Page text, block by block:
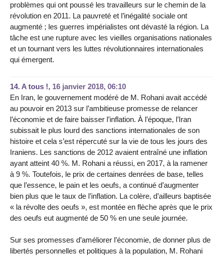
problèmes qui ont poussé les travailleurs sur le chemin de la
révolution en 2011. La pauvreté et l’inégalité sociale ont
augmenté ; les guerres impérialistes ont dévasté la région. La
tâche est une rupture avec les vieilles organisations nationales
et un tournant vers les luttes révolutionnaires internationales
qui émergent.
14. A tous !, 16 janvier 2018, 06:10
En Iran, le gouvernement modéré de M. Rohani avait accédé
au pouvoir en 2013 sur l’ambitieuse promesse de relancer
l’économie et de faire baisser l’inflation. À l’époque, l’Iran
subissait le plus lourd des sanctions internationales de son
histoire et cela s’est répercuté sur la vie de tous les jours des
Iraniens. Les sanctions de 2012 avaient entraîné une inflation
ayant atteint 40 %. M. Rohani a réussi, en 2017, à la ramener
à 9 %. Toutefois, le prix de certaines denrées de base, telles
que l’essence, le pain et les oeufs, a continué d’augmenter
bien plus que le taux de l’inflation. La colère, d’ailleurs baptisée
« la révolte des oeufs », est montée en flèche après que le prix
des oeufs eut augmenté de 50 % en une seule journée.
Sur ses promesses d’améliorer l’économie, de donner plus de
libertés personnelles et politiques à la population, M. Rohani